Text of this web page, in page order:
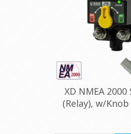
XD NMEA 2000
(Relay), w/Knob